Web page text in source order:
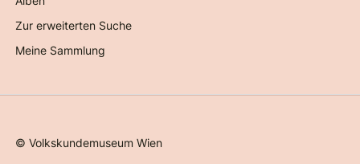
Zur erweiterten Suche
Meine Sammlung
©Volkskundemuseum Wien